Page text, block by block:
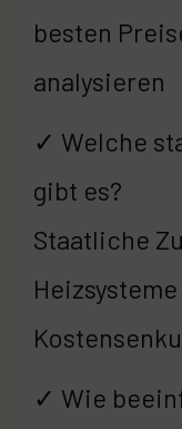
besten
analysieren
✓ Welche
gibt es?
Staatliche
✓ Wie